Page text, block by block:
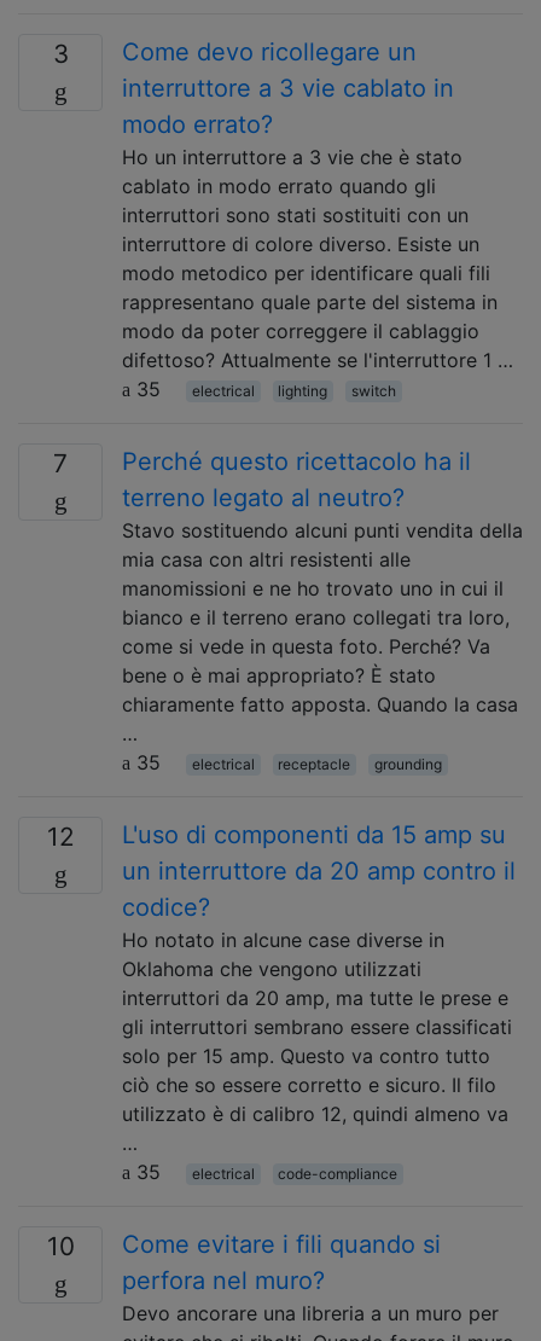
3
Come devo ricollegare un
interruttore a 3 vie cablato in
modo errato?
Ho un interruttore a 3 vie che è stato
cablato in modo errato quando gli
interruttori sono stati sostituiti con un
interruttore di colore diverso. Esiste un
modo metodico per identificare quali fili
rappresentano quale parte del sistema in
modo da poter correggere il cablaggio
difettoso? Attualmente se l'interruttore 1 …
35
electrical lighting switch
7
Perché questo ricettacolo ha il
terreno legato al neutro?
Stavo sostituendo alcuni punti vendita della
mia casa con altri resistenti alle
manomissioni e ne ho trovato uno in cui il
bianco e il terreno erano collegati tra loro,
come si vede in questa foto. Perché? Va
bene o è mai appropriato? È stato
chiaramente fatto apposta. Quando la casa
…
35
electrical receptacle grounding
12
L'uso di componenti da 15 amp su
un interruttore da 20 amp contro il
codice?
Ho notato in alcune case diverse in
Oklahoma che vengono utilizzati
interruttori da 20 amp, ma tutte le prese e
gli interruttori sembrano essere classificati
solo per 15 amp. Questo va contro tutto
ciò che so essere corretto e sicuro. Il filo
utilizzato è di calibro 12, quindi almeno va
…
35
electrical code-compliance
10
Come evitare i fili quando si
perfora nel muro?
Devo ancorare una libreria a un muro per